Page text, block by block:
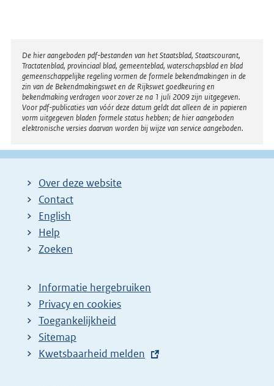
Disclaimer
De hier aangeboden pdf-bestanden van het Staatsblad, Staatscourant,
Tractatenblad, provinciaal blad, gemeenteblad, waterschapsblad en blad
gemeenschappelijke regeling vormen de formele bekendmakingen in de
zin van de Bekendmakingswet en de Rijkswet goedkeuring en
bekendmaking verdragen voor zover ze na 1 juli 2009 zijn uitgegeven.
Voor pdf-publicaties van vóór deze datum geldt dat alleen de in papieren
vorm uitgegeven bladen formele status hebben; de hier aangeboden
elektronische versies daarvan worden bij wijze van service aangeboden.
Over deze website
Contact
English
Help
Zoeken
Informatie hergebruiken
Privacy en cookies
Toegankelijkheid
Sitemap
E
Kwetsbaarheid melden